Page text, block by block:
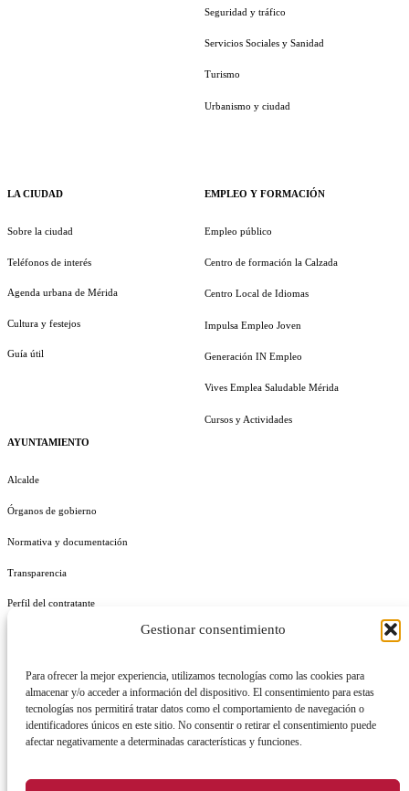
Gestionar consentimiento
Para ofrecer la mejor experiencia, utilizamos tecnologías como las cookies para
almacenar y/o acceder a información del dispositivo. El consentimiento para estas
tecnologías nos permitirá tratar datos como el comportamiento de navegación o
identificadores únicos en este sitio. No consentir o retirar el consentimiento puede
afectar negativamente a determinadas características y funciones.
LA CIUDAD
Sobre la ciudad
Teléfonos de interés
Agenda urbana de Mérida
Cultura y festejos
Guía útil
AYUNTAMIENTO
Alcalde
Órganos de gobierno
Normativa y documentación
Transparencia
Perfil del contratante
Seguridad y tráfico
Servicios Sociales y Sanidad
Turismo
Urbanismo y ciudad
EMPLEO Y FORMACIÓN
Empleo público
Centro de formación la Calzada
Centro Local de Idiomas
Impulsa Empleo Joven
Generación IN Empleo
Vives Emplea Saludable Mérida
Cursos y Actividades